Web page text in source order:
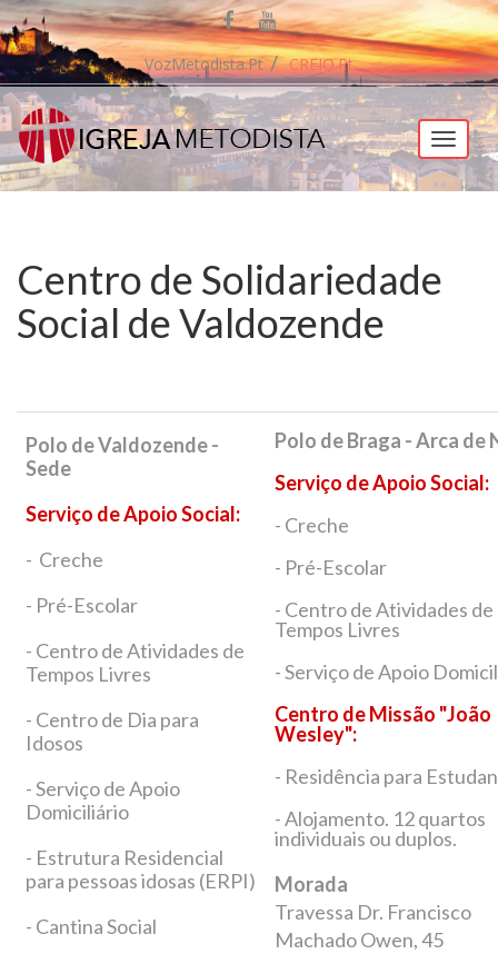
VozMetodista.pt CREIO.pt
Menu
Centro de Solidariedade
Social de Valdozende
Polo de Valdozende -
Sede
Serviço de Apoio Social:
- Creche
- Pré-Escolar
- Centro de Atividades de
Tempos Livres
- Centro de Dia para
Idosos
- Serviço de Apoio
Domiciliário
- Estrutura Residencial
para pessoas idosas (ERPI)
- Cantina Social
Polo de Braga - Arca de
Serviço de Apoio Social:
- Creche
- Pré-Escolar
- Centro de Atividades de
Tempos Livres
- Serviço de Apoio
Centro de Missão "João
Wesley":
- Residência para
- Alojamento. 12 quartos
individuais ou duplos.
Morada
Travessa Dr. Francisco
Machado Owen, 45